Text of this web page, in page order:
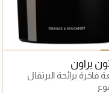
براون
برائحة البرتقال